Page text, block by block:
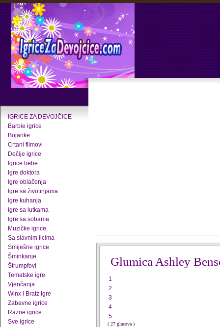
IGRICE ZA DEVOJČICE
Barbie igrice
Bojanke
Crtani filmovi
Dečije igrice
Igrice bebe
Igre doktora
Igre oblačenja
Igre sa životinjama
Igre kuhanja
Igre sa lutkama
Igre sa sobama
Muzičke igrice
Sa slavnim licima
Smiješne igrice
Šminkanje
Štrumpfovi
Tematske igre
Vjenčanja
Winx i Bratz igre
Zabavne igrice
Razne igrice
Sve igrice
Glumica Ashley
1
2
3
4
5
( 27 glasova )